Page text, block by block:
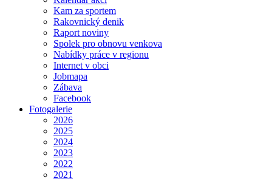
Kam za sportem
Rakovnický denik
Raport noviny
Spolek pro obnovu venkova
Nabídky práce v regionu
Internet v obci
Jobmapa
Zábava
Facebook
Fotogalerie
2026
2025
2024
2023
2022
2021